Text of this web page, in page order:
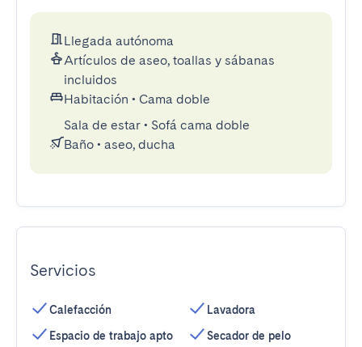
Llegada autónoma
Artículos de aseo, toallas y sábanas
incluidos
Habitación • Cama doble
Sala de estar • Sofá cama doble
Baño • aseo, ducha
Servicios
Calefacción
Espacio de trabajo apto
Lavadora
Secador de pelo